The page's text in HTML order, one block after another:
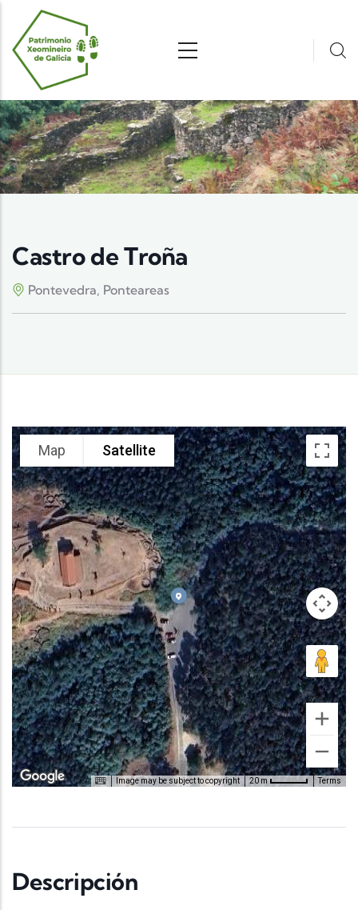
Pasar al contenido principal
Castro de Troña
Pontevedra, Ponteareas
Map Satellite
Image may be subject to copyright 20 m Terms
Descripción